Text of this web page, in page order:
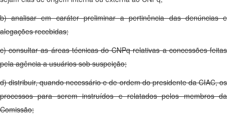
b) analisar em caráter preliminar a pertinência das denúncias e
alegações recebidas;
c) consultar as áreas técnicas do CNPq relativas a concessões feitas
pela agência a usuários sob suspeição;
d) distribuir, quando necessário e de ordem do presidente da CIAC, os
processos para serem instruídos e relatados pelos membros da
Comissão;